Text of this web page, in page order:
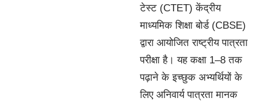
टेस्ट (CTET) केंद्रीय
माध्यमिक शिक्षा बोर्ड (CBSE)
द्वारा आयोजित राष्ट्रीय पात्रता
परीक्षा है। यह कक्षा 1–8 तक
पढ़ाने के इच्छुक अभ्यर्थियों के
लिए अनिवार्य पात्रता मानक